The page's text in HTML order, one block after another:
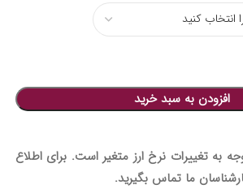
افزودن به سبد خرید
به تغییرات نرخ ارز متغیر است. برای اطلاع
ما تماس بگیرید.